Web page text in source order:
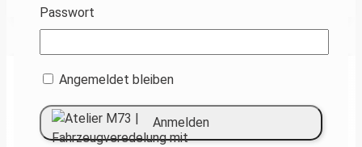
Passwort
Angemeldet bleiben